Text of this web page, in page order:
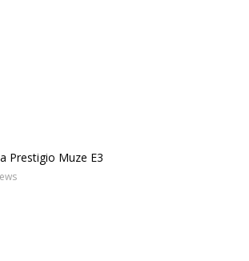
Prestigio Muze E3